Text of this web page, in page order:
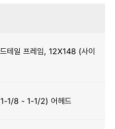
테일 프레임, 12X148 (사이
1/8 - 1-1/2) 어헤드